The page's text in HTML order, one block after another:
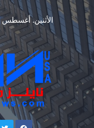
Skip
to
content
الأثنين. أغسطس 10th, 2026